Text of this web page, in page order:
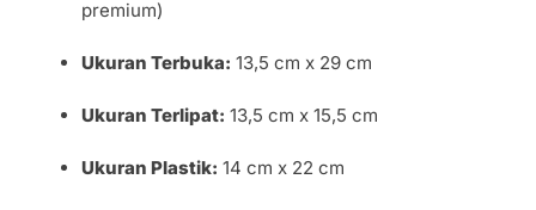
premium)
Ukuran Terbuka: 13,5 cm x 29 cm
Ukuran Terlipat: 13,5 cm x 15,5 cm
Ukuran Plastik: 14 cm x 22 cm